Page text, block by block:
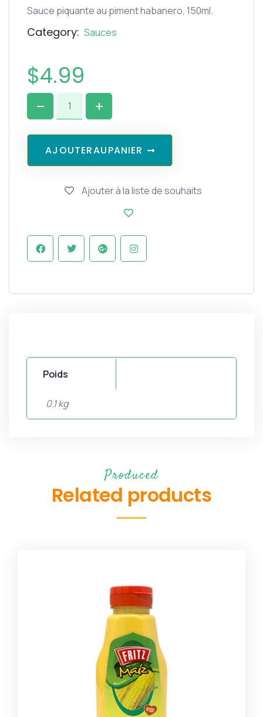
Sauce piquante au piment habanero, 150ml.
Category: Sauces
$4.99
AJ OUTERAUPANIER
Ajouter à la liste de souhaits
Poids
0.1 kg
Produced
Related products